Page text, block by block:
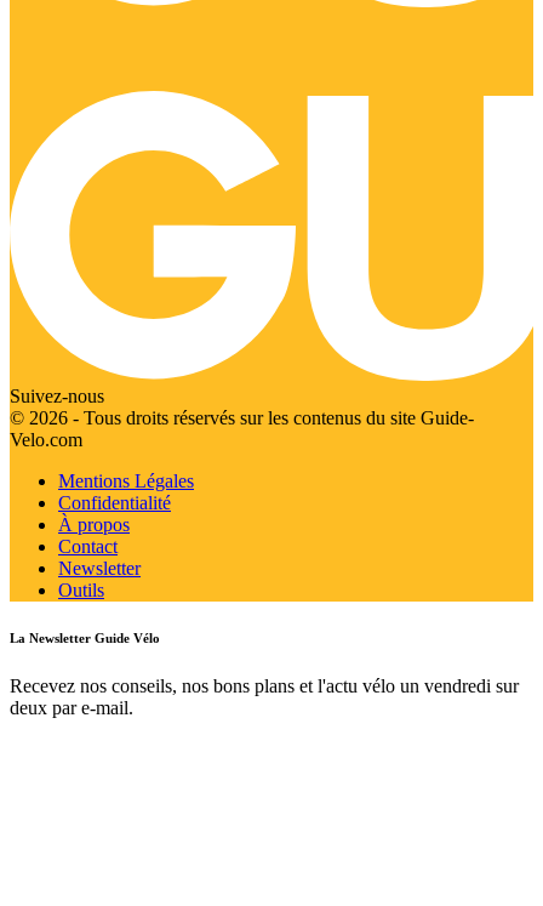
Suivez-nous
© 2026 - Tous droits réservés sur les contenus du site Guide-
Velo.com
Mentions Légales
Confidentialité
À propos
Contact
Newsletter
Outils
La Newsletter Guide Vélo
Recevez nos conseils, nos bons plans et l'actu vélo un vendredi sur
deux par e-mail.